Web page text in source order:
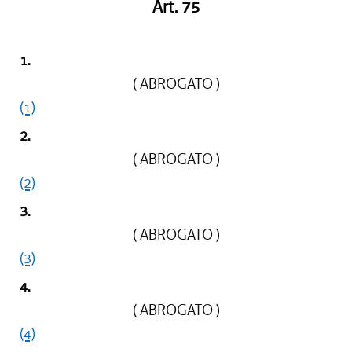
Art. 75
1.
( ABROGATO )
(1)
2.
( ABROGATO )
(2)
3.
( ABROGATO )
(3)
4.
( ABROGATO )
(4)